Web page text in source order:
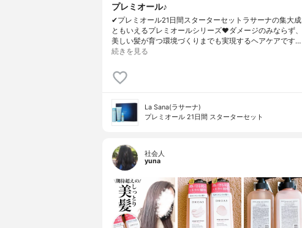
プレミオール♪
✔︎プレミオール21日間スターターセットラサーナの集大成
ともいえるプレミオールシリーズ❤︎ダメージのみならず、
美しい髪が育つ環境づくりまでも実現するヘアケアです…
続きを見る
La Sana(ラサーナ)
プレミオール 21日間 スターターセット
社会人
yuna